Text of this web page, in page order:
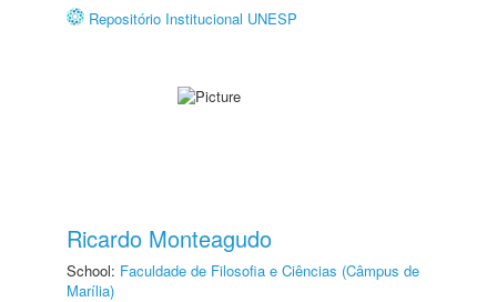
Repositório Institucional UNESP
Ricardo Monteagudo
School: Faculdade de Filosofia e Ciências (Câmpus de
Marília)